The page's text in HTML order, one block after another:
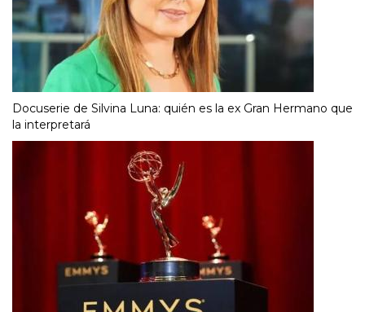
Docuserie de Silvina Luna: quién es la ex Gran Hermano que
la interpretará